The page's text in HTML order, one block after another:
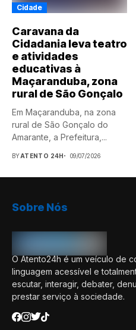
Cidade
Caravana da
Cidadania leva teatro
e atividades
educativas à
Maçaranduba, zona
rural de São Gonçalo
Em Maçaranduba, na zona
rural de São Gonçalo do
Amarante, a Prefeitura,...
BYATENTO 24H 09/07/2026
Sobre Nós
O Atento24h é um veículo de
linguagem acessível e
escutar, interagir, debater,
prestar serviço à sociedade.